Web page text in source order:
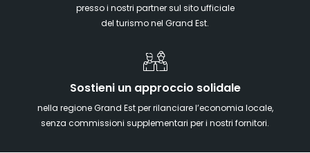
presso i nostri partner sul sito ufficiale
del turismo nel Grand Est.
Sostieni un approccio solidale
nella regione Grand Est per rilanciare l’economia locale,
senza commissioni supplementari per i nostri fornitori.